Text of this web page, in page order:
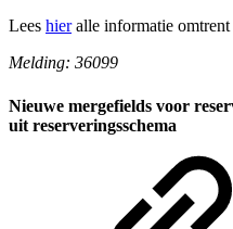
Lees hieralle informatie omtrent
Melding: 36099
Nieuwe mergefields voor
uit reserveringsschema